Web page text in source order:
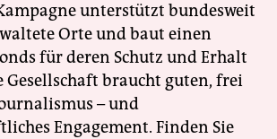
unterstützt bundesweit
Orte und baut einen
für deren Schutz und Erhalt
Gesellschaft braucht guten, frei
– und
Engagement. Finden Sie